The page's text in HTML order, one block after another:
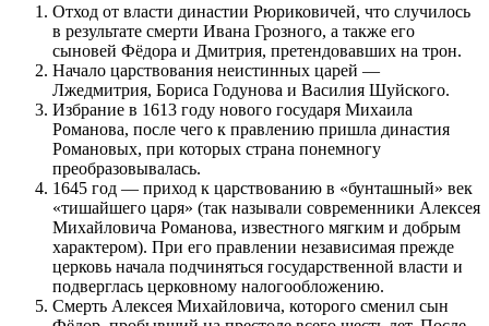
Отход от власти династии Рюриковичей, что случилось
в результате смерти Ивана Грозного, а также его
сыновей Фёдора и Дмитрия, претендовавших на трон.
Начало царствования неистинных царей —
Лжедмитрия, Бориса Годунова и Василия Шуйского.
Избрание в 1613 году нового государя Михаила
Романова, после чего к правлению пришла династия
Романовых, при которых страна понемногу
преобразовывалась.
1645 год — приход к царствованию в «бунташный» век
«тишайшего царя» (так называли современники Алексея
Михайловича Романова, известного мягким и добрым
характером). При его правлении независимая прежде
церковь начала подчиняться государственной власти и
подверглась церковному налогообложению.
Смерть Алексея Михайловича, которого сменил сын